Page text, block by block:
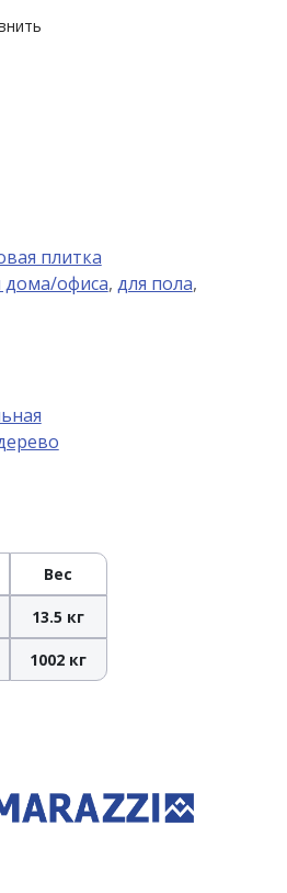
плитка
дома/офиса, для пола,
Вес
13.5 кг
1002 кг